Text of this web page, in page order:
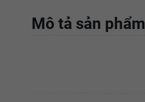
Mô tả sản phẩm